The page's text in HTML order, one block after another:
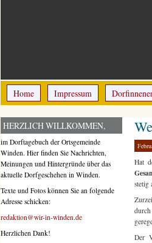
Home Impressum
Hat
stetig
Der
HERZLICH WILLKOMMEN,
im Dorftagebuch der Ortsgemeinde
Winden. Hier finden Sie Nachrichten,
Meinungen und Hintergründe über das
aktuelle Dorfgeschehen in Winden.
Texte und Fotos können Sie an folgende
Adresse schicken:
redaktion@wir-in-winden.de
Herzlichen Dank!